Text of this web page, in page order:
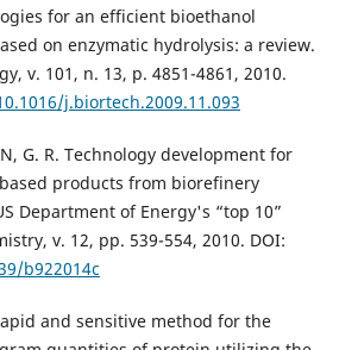
for an efficient bioethanol
on enzymatic hydrolysis: a review.
v. 101, n. 13, p. 4851-4861, 2010.
j.biortech.2009.11.093
G. R. Technology development for
products from biorefinery
Department of Energy's “top 10”
v. 12, pp. 539-554, 2010. DOI:
b922014c
and sensitive method for the